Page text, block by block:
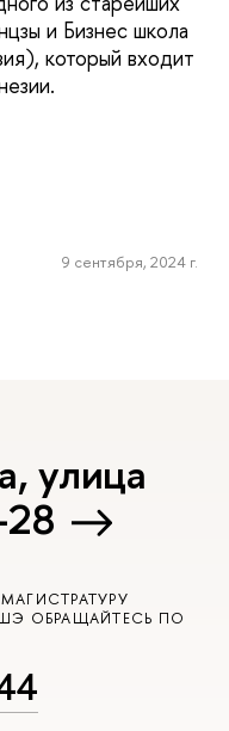
и Бизнес школа
который входит
9 сентября, 2024 г.
улица
ОБРАЩАЙТЕСЬ ПО